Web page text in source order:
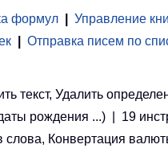
формул Управление
Отправка писем по
текст, Удалить
рождения ...) | 19
Конвертация